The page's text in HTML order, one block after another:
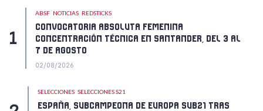
ABSF NOTICIAS REDSTICKS
CONVOCATORIA ABSOLUTA FEMENINA
CONCENTRACIÓN TÉCNICA EN SANTANDER, DEL 3 AL
7 DE AGOSTO
02/08/2026
SELECCIONES SELECCIONES S21
ESPAÑA, SUBCAMPEONA DE EUROPA SUB21 TRAS